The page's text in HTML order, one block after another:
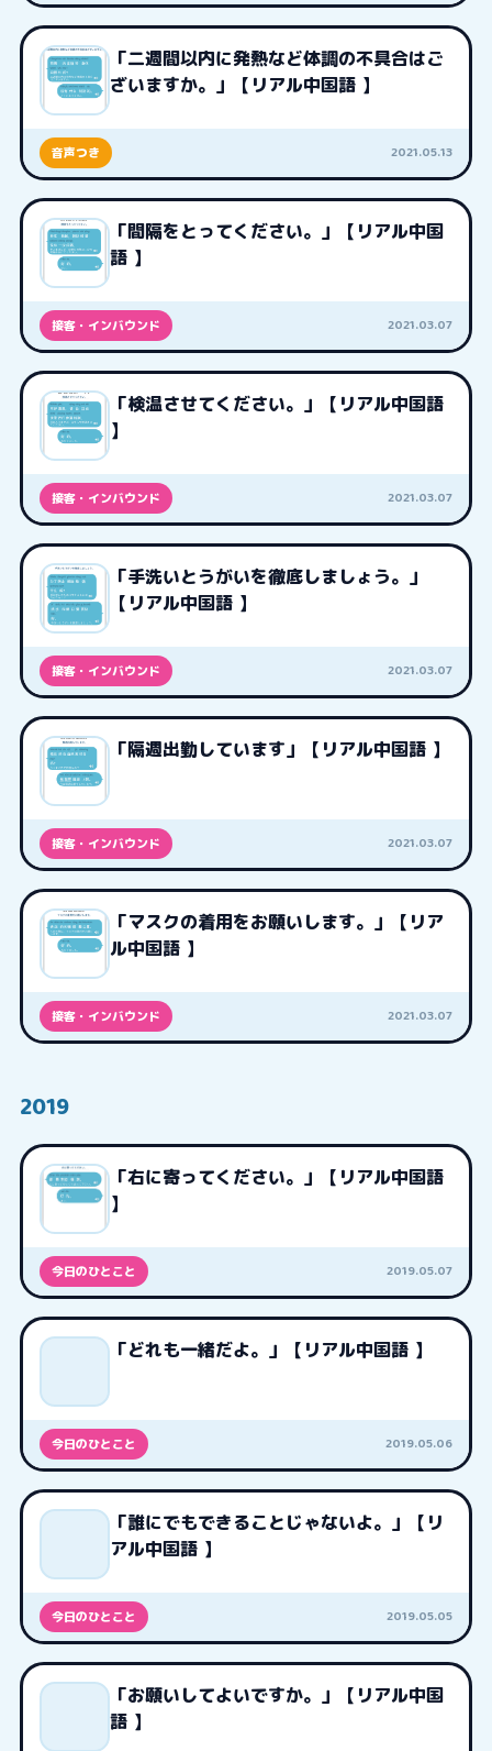
「二週間以内に発熱など体調の不具合はご
ざいますか。」【リアル中国語 】
音声つき 2021.05.13
「間隔をとってください。」【リアル中国
語 】
接客・インバウンド 2021.03.07
「検温させてください。」【リアル中国語
】
接客・インバウンド 2021.03.07
「手洗いとうがいを徹底しましょう。」
【リアル中国語 】
接客・インバウンド 2021.03.07
「隔週出勤しています」【リアル中国語 】
接客・インバウンド 2021.03.07
「マスクの着用をお願いします。」【リア
ル中国語 】
接客・インバウンド 2021.03.07
2019
「右に寄ってください。」【リアル中国語
】
今日のひとこと 2019.05.07
「どれも一緒だよ。」【リアル中国語 】
今日のひとこと 2019.05.06
「誰にでもできることじゃないよ。」【リ
アル中国語 】
今日のひとこと 2019.05.05
「お願いしてよいですか。」【リアル中国
語 】